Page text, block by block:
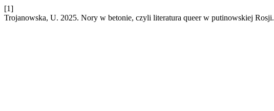
[1]
Trojanowska, U. 2025. Nory w betonie, czyli literatura queer w putinowskiej Rosji.